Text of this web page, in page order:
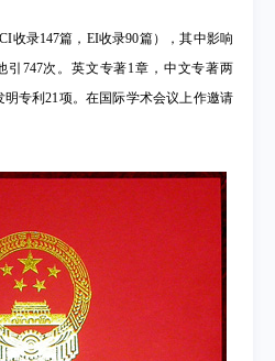
收录147篇， EI收录90篇），其中影响
引 747次。英文专著1章，中文专著两
明专利21项。在国际学术会议上作邀请